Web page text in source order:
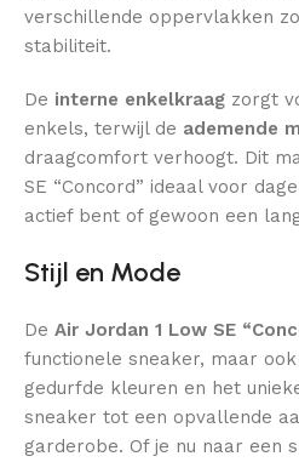
verschillende oppervlakken
stabiliteit.
De interne enkelkraag zorgt
enkels, terwijl de ademende
draagcomfort verhoogt. Dit
SE “Concord” ideaal voor
actief bent of gewoon een
Stijl en Mode
De Air Jordan 1 Low SE
functionele sneaker, maar
gedurfde kleuren en het
sneaker tot een opvallende
garderobe. Of je nu naar een